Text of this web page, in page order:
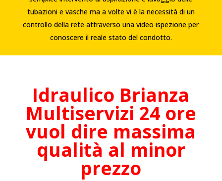
tubazioni e vasche ma a volte vi è la necessità di un
controllo della rete attraverso una video ispezione per
conoscere il reale stato del condotto.
Idraulico Brianza
Multiservizi 24 ore
vuol dire massima
qualità al minor
prezzo